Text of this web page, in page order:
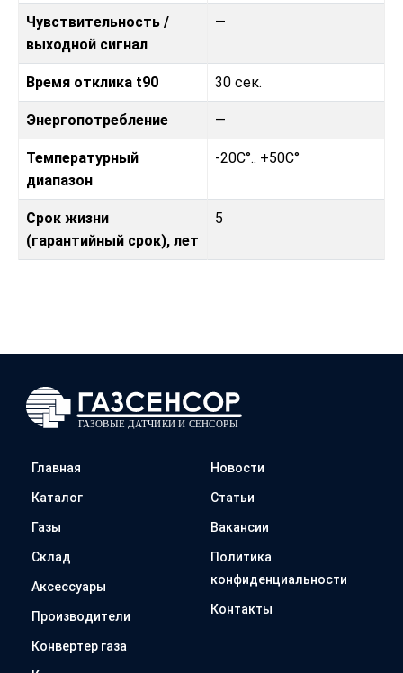
Чувствительность /
выходной сигнал
—
Время отклика t90 30 сек.
Энергопотребление —
Температурный
диапазон
-20C°.. +50C°
Срок жизни
(гарантийный срок), лет
5
Главная
Каталог
Газы
Склад
Аксессуары
Производители
Конвертер газа
Новости
Статьи
Вакансии
Политика
конфиденциальности
Контакты